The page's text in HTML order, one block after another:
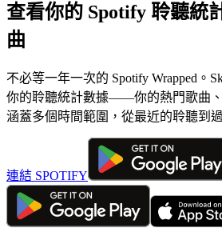
查看你的 Spotify 聆聽統
曲
不必等一年一次的 Spotify Wrapped。
你的聆聽統計數據——你的熱門歌曲、
涵蓋多個時間範圍，從最近的聆聽到
連結 SPOTIFY